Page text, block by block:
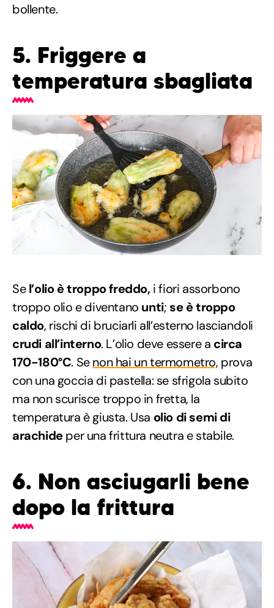
bollente.
5. Friggere a
temperatura sbagliata
Sel’olio è troppo freddo, i fiori assorbono
troppo olio e diventano unti; se è troppo
caldo, rischi di bruciarli all’esterno lasciandoli
crudi all’interno. L’olio deve essere a circa
170-180°C. Senon hai un termometro, prova
con una goccia di pastella: se sfrigola subito
ma non scurisce troppo in fretta, la
temperatura è giusta. Usa olio di semi di
arachideper una frittura neutra e stabile.
6. Non asciugarli bene
dopo la frittura